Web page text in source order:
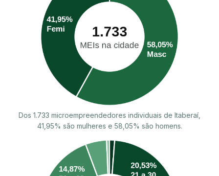
Dos 1.733 microempreendedores individuais de Itaberaí,
41,95% são mulheres e 58,05% são homens.